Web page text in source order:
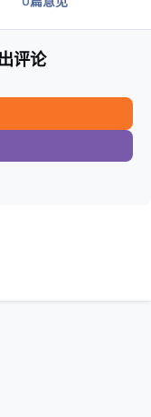
评论